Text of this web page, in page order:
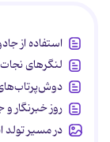
استفاده از
لنگرهای
روز خبرنگار
در مسیر تولد